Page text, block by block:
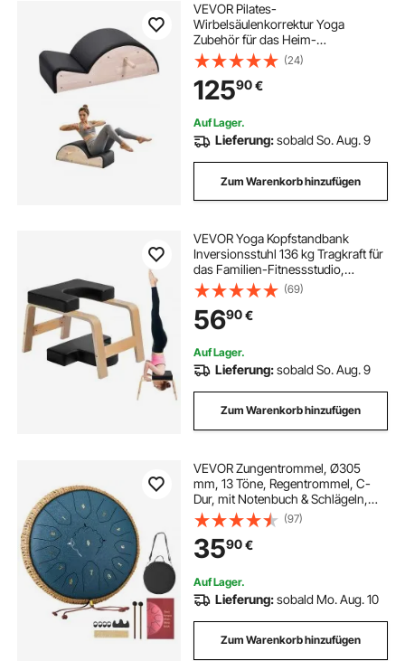
VEVOR Pilates-
Wirbelsäulenkorrektur Yoga
Zubehör für das Heim-
Fitnessstudio, Fitness-
Trainingsgerät aus
Gummibaumholz, gekrümmtes
Fitness-Körpertrainingsgerät, für
Wirbelsäulenübungen
Gleichgewicht
(24)
12590€
Auf Lager.
Lieferung:sobald So. Aug. 9
Zum Warenkorb hinzufügen
VEVOR Yoga Kopfstandbank
Inversionsstuhl 136 kg Tragkraft für
das Familien-Fitnessstudio,
Kopfstandtrainer mit Holzrahmen
und PU Polster, Stand-Yoga-
Hocker für Kraft- und
Gleichgewichtstraining
(69)
5690€
Auf Lager.
Lieferung:sobald So. Aug. 9
Zum Warenkorb hinzufügen
VEVOR Zungentrommel, Ø305
mm, 13 Töne, Regentrommel, C-
Dur, mit Notenbuch & Schlägeln,
Perkussionsinstrument für
Meditation, Yoga & musikalische
Anfängerausbildung, Steel Tongue
Drum Marineblau
(97)
3590€
Auf Lager.
Lieferung:sobald Mo. Aug. 10
Zum Warenkorb hinzufügen